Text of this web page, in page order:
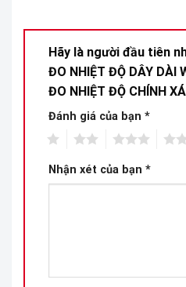
Hãy là người đầu tiên
ĐO NHIỆT ĐỘ DÂY DÀI
ĐO NHIỆT ĐỘ CHÍNH
Đánh giá của bạn *
Nhận xét của bạn *